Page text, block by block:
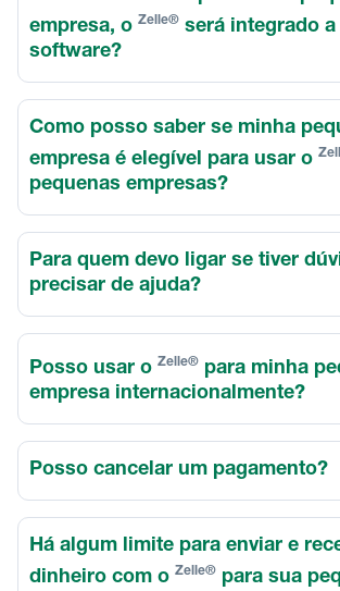
empresa, o Zelle® será integrado
software?
Como posso saber se minha
empresa é elegível para usar o
pequenas empresas?
Para quem devo ligar se tiver
precisar de ajuda?
Posso usar o Zelle® para minha
empresa internacionalmente?
Posso cancelar um pagamento?
Há algum limite para enviar e
dinheiro com o Zelle® para sua